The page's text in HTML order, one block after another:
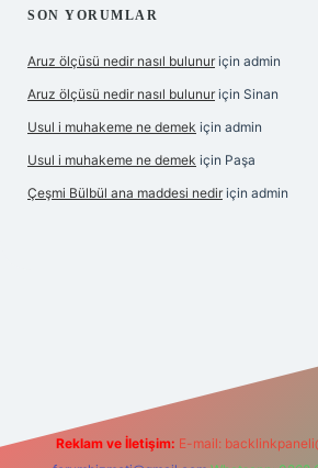
SON YORUMLAR
Aruz ölçüsü nedir nasıl bulunur için admin
Aruz ölçüsü nedir nasıl bulunur için Sinan
Usul i muhakeme ne demek için admin
Usul i muhakeme ne demek için Paşa
Çeşmi Bülbül ana maddesi nedir için admin
Reklam ve İletişim: E-mail: